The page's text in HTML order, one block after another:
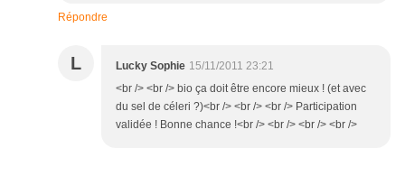
Répondre
L Lucky Sophie 15/11/2011 23:21
<br /> <br /> bio ça doit être encore mieux ! (et avec
du sel de céleri ?)<br /> <br /> <br /> Participation
validée ! Bonne chance !<br /> <br /> <br /> <br />